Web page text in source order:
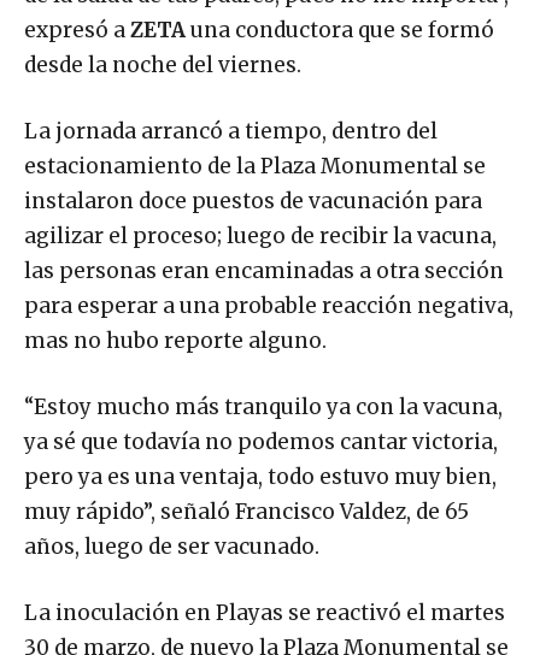
expresó a ZETA
una conductora que se formó
desde la noche del viernes.
La jornada arrancó a tiempo, dentro del
estacionamiento de la Plaza Monumental se
instalaron doce puestos de vacunación para
agilizar el proceso; luego de recibir la vacuna,
las personas eran encaminadas a otra sección
para esperar a una probable reacción negativa,
mas no hubo reporte alguno.
“Estoy mucho más tranquilo ya con la vacuna,
ya sé que todavía no podemos cantar victoria,
pero ya es una ventaja, todo estuvo muy bien,
muy rápido”, señaló Francisco Valdez, de 65
años, luego de ser vacunado.
La inoculación en Playas se reactivó el martes
30 de marzo, de nuevo la Plaza Monumental se